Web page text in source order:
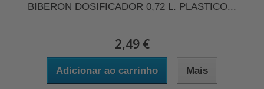
BIBERON DOSIFICADOR 0,72 L. PLASTICO...
2,49 €
Adicionar ao carrinho Mais